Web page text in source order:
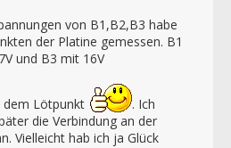
von B1,B2,B3 habe
der Platine gemessen. B1
und B3 mit 16V
dem Lötpunkt
. Ich
die Verbindung an der
Vielleicht hab ich ja Glück